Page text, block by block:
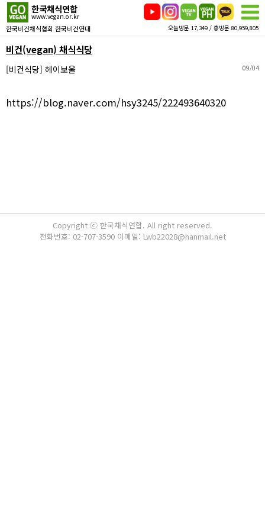
한국채식연합
www.vegan.or.kr
한국비건채식협회 한국비건연대 오늘방문 17,349 / 총방문 80,959,805
비건(vegan) 채식식당
[비건식당] 헤이보울 09/04
https://blog.naver.com/hsy3245/222493640320
Copyright ⓒ 한국채식연합. All right reserved.
전화번호: 02-707-3590 이메일: Lwb22028@hanmail.net